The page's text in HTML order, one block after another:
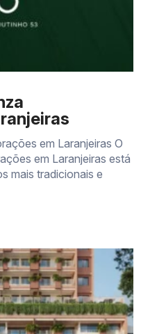
em Laranjeiras O
em Laranjeiras está
mais tradicionais e